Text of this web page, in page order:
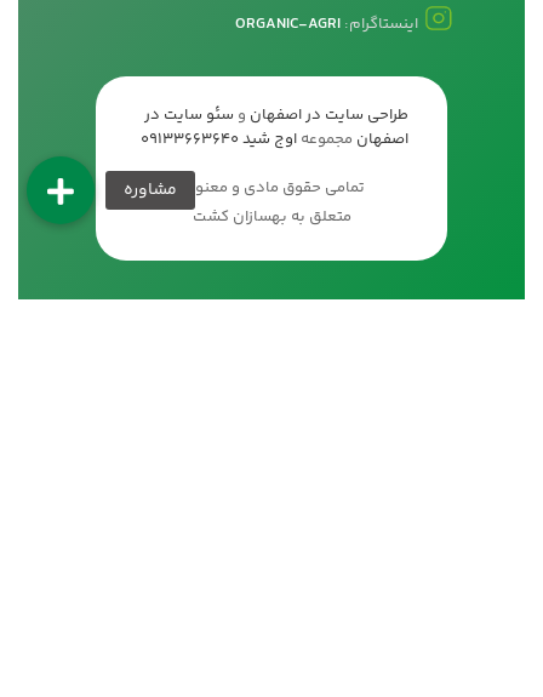
اینستاگرام:ORGANIC-AGRI
طراحی سایت در اصفهان و سئو سایت در
اصفهان مجموعه اوج شید 09133663640
تمامی حقوق مادی و معنوی
متعلق به بهسازان کشت